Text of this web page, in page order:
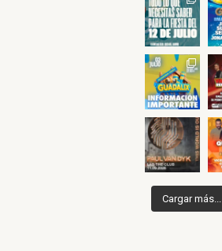
Cargar más...